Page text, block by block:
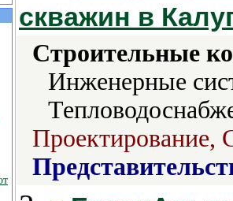
скважин в
Строительные
Инженерные
Проектирование,